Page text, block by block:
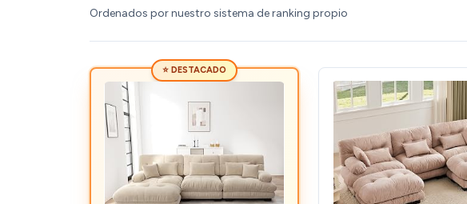
Ordenados por nuestro sistema de ranking propio
⭐ DESTACADO